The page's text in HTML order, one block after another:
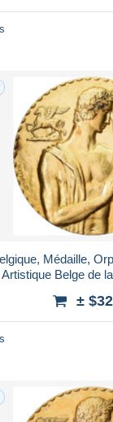
Médaille,
Artistique Belge de
±